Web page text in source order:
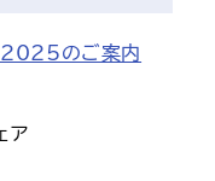
2025のご案内
ア